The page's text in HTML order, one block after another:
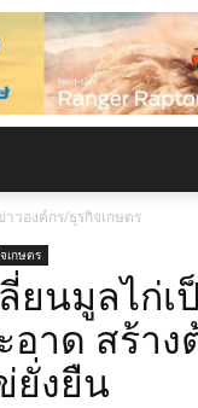
าวองค์กร/ธุรกิจเกษตร
เกษตร
ยนมูลไก่เ
อาด สร้า
ยั่งยืน